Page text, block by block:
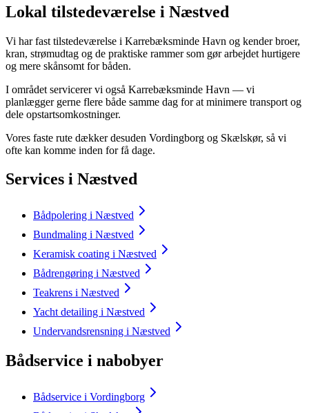
Lokal tilstedeværelse i Næstved
Vi har fast tilstedeværelse i Karrebæksminde Havn og kender broer,
kran, strømudtag og de praktiske rammer som gør arbejdet hurtigere
og mere skånsomt for båden.
I området servicerer vi også Karrebæksminde Havn — vi
planlægger gerne flere både samme dag for at minimere transport og
dele opstartsomkostninger.
Vores faste rute dækker desuden Vordingborg og Skælskør, så vi
ofte kan komme inden for få dage.
Services i Næstved
Bådpolering i Næstved
Bundmaling i Næstved
Keramisk coating i Næstved
Bådrengøring i Næstved
Teakrens i Næstved
Yacht detailing i Næstved
Undervandsrensning i Næstved
Bådservice i nabobyer
Bådservice i Vordingborg